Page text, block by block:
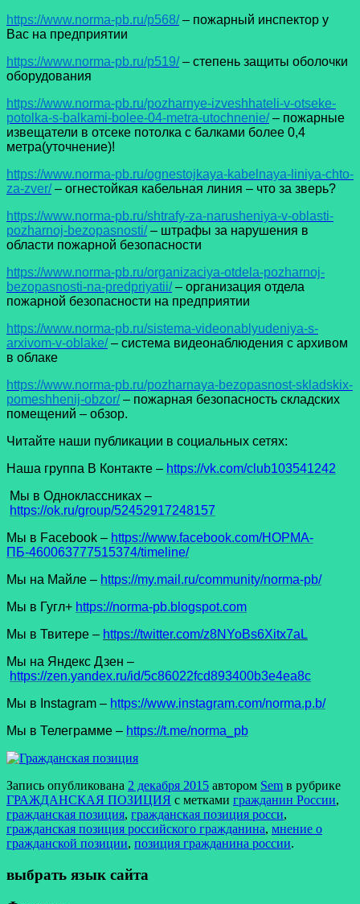
https://www.norma-pb.ru/p568/– пожарный инспектор у
Вас на предприятии
https://www.norma-pb.ru/p519/– степень защиты оболочки
оборудования
https://www.norma-pb.ru/pozharnye-izveshhateli-v-otseke-
potolka-s-balkami-bolee-04-metra-utochnenie/– пожарные
извещатели в отсеке потолка с балками более 0,4
метра(уточнение)!
https://www.norma-pb.ru/ognestojkaya-kabelnaya-liniya-chto-
za-zver/– огнестойкая кабельная линия – что за зверь?
https://www.norma-pb.ru/shtrafy-za-narusheniya-v-oblasti-
pozharnoj-bezopasnosti/– штрафы за нарушения в
области пожарной безопасности
https://www.norma-pb.ru/organizaciya-otdela-pozharnoj-
bezopasnosti-na-predpriyatii/– организация отдела
пожарной безопасности на предприятии
https://www.norma-pb.ru/sistema-videonablyudeniya-s-
arxivom-v-oblake/– система видеонаблюдения с архивом
в облаке
https://www.norma-pb.ru/pozharnaya-bezopasnost-skladskix-
pomeshhenij-obzor/– пожарная безопасность складских
помещений – обзор.
Читайте наши публикации в социальных сетях:
Наша группа В Контакте – https://vk.com/club103541242
Мы в Одноклассниках –
https://ok.ru/group/52452917248157
Мы в Facеbook – https://www.facebook.com/НОРМА-
ПБ-460063777515374/timeline/
Мы на Майле – https://my.mail.ru/community/norma-pb/
Мы в Гугл+ https://norma-pb.blogspot.com
Мы в Твитере – https://twitter.com/z8NYoBs6Xitx7aL
Мы на Яндекс Дзен –
https://zen.yandex.ru/id/5c86022fcd893400b3e4ea8c
Мы в Instagram – https://www.instagram.com/norma.p.b/
Мы в Телеграмме – https://t.me/norma_pb
Запись опубликована 2 декабря 2015 автором Sem в рубрике
ГРАЖДАНСКАЯ ПОЗИЦИЯ с метками гражданин России,
гражданская позиция, гражданская позиция росси,
гражданская позиция российского гражданина, мнение о
гражданской позиции, позиция гражданина россии.
выбрать язык сайта